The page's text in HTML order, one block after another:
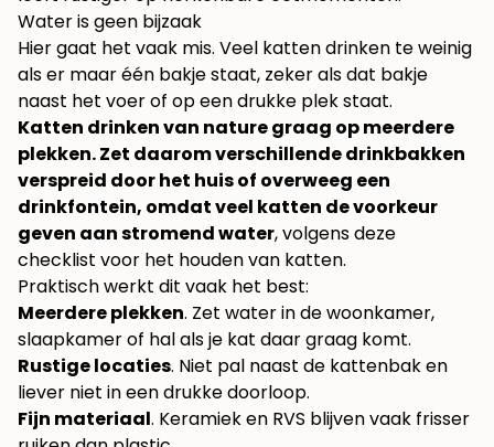
Water is geen bijzaak
Hier gaat het vaak mis. Veel katten drinken te weinig
als er maar één bakje staat, zeker als dat bakje
naast het voer of op een drukke plek staat.
Katten drinken van nature graag op meerdere
plekken. Zet daarom verschillende drinkbakken
verspreid door het huis of overweeg een
drinkfontein, omdat veel katten de voorkeur
geven aan stromend water, volgensdeze
checklist voor het houden van katten.
Praktisch werkt dit vaak het best:
Meerdere plekken. Zet water in de woonkamer,
slaapkamer of hal als je kat daar graag komt.
Rustige locaties. Niet pal naast de kattenbak en
liever niet in een drukke doorloop.
Fijn materiaal. Keramiek en RVS blijven vaak frisser